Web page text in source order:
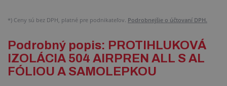
*) Ceny sú bez DPH, platné pre podnikateľov. Podrobnejšie o účtovaní DPH.
Podrobný popis: PROTIHLUKOVÁ
IZOLÁCIA 504 AIRPREN ALL S AL
FÓLIOU A SAMOLEPKOU